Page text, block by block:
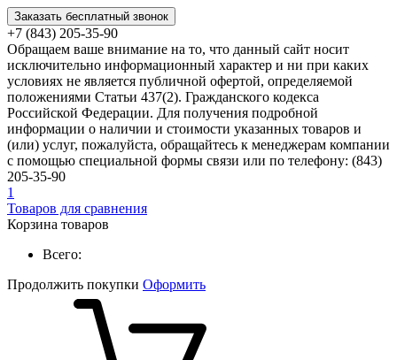
Заказать бесплатный звонок
+7 (843) 205-35-90
Обращаем ваше внимание на то, что данный сайт носит
исключительно информационный характер и ни при каких
условиях не является публичной офертой, определяемой
положениями Статьи 437(2). Гражданского кодекса
Российской Федерации. Для получения подробной
информации о наличии и стоимости указанных товаров и
(или) услуг, пожалуйста, обращайтесь к менеджерам компании
с помощью специальной формы связи или по телефону: (843)
205-35-90
1
Товаров для сравнения
Корзина товаров
Всего:
Продолжить покупки Оформить